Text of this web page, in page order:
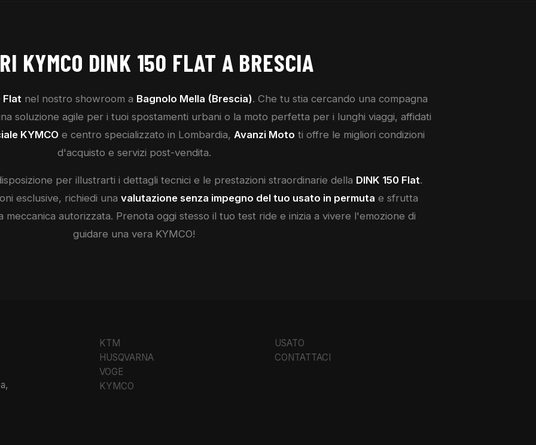
KYMCO DINK 150 FLAT A BRESCIA
Flatnel nostro showroom a Bagnolo Mella (Brescia). Che tu stia cercando una compagna
soluzione agile per i tuoi spostamenti urbani o la moto perfetta per i lunghi viaggi, affidati
KYMCO e centro specializzato in Lombardia, Avanzi Moto ti offre le migliori condizioni
d'acquisto e servizi post-vendita.
per illustrarti i dettagli tecnici e le prestazioni straordinarie della DINK 150 Flat.
esclusive, richiedi una valutazione senza impegno del tuo usato in permuta e sfrutta
autorizzata. Prenota oggi stesso il tuo test ride e inizia a vivere l'emozione di
guidare una vera KYMCO!
KTM
HUSQVARNA
VOGE
KYMCO
USATO
CONTATTACI